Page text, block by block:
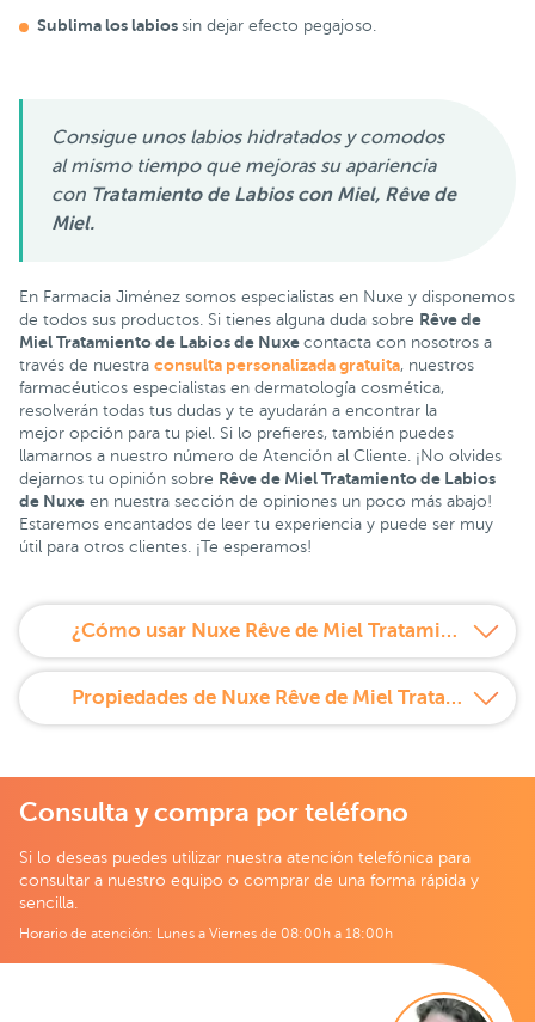
Sublima los labios sin dejar efecto pegajoso.
Consigue unos labios hidratados y comodos
al mismo tiempo que mejoras su apariencia
con Tratamiento de Labios con Miel, Rêve de
Miel.
En Farmacia Jiménez somos especialistas en Nuxe y disponemos
de todos sus productos. Si tienes alguna duda sobre Rêve de
Miel Tratamiento de Labios de Nuxe contacta con nosotros a
través de nuestra consulta personalizada gratuita, nuestros
farmacéuticos especialistas en dermatología cosmética,
resolverán todas tus dudas y te ayudarán a encontrar la
mejor opción para tu piel. Si lo prefieres, también puedes
llamarnos a nuestro número de Atención al Cliente. ¡No olvides
dejarnos tu opinión sobre Rêve de Miel Tratamiento de Labios
de Nuxe en nuestra sección de opiniones un poco más abajo!
Estaremos encantados de leer tu experiencia y puede ser muy
útil para otros clientes. ¡Te esperamos!
¿Cómo usar Nuxe Rêve de Miel Tratamiento de Labios con Miel?
Propiedades de Nuxe Rêve de Miel Tratamiento de Labios con Miel
Consulta y compra por teléfono
Si lo deseas puedes utilizar nuestra atención telefónica para
consultar a nuestro equipo o comprar de una forma rápida y
sencilla.
Horario de atención: Lunes a Viernes de 08:00h a 18:00h